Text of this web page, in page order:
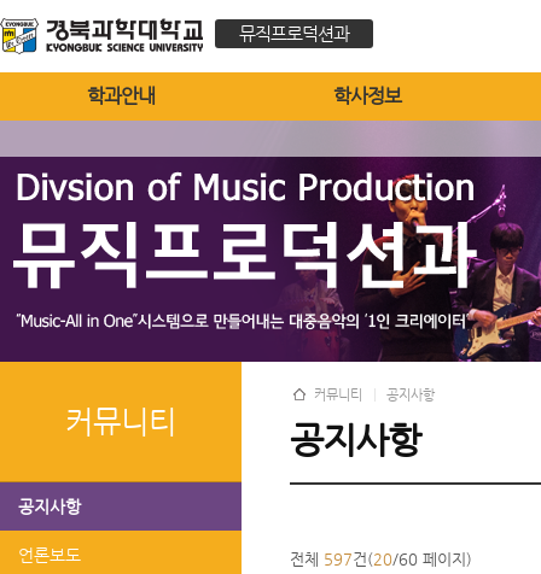
뮤직프로덕션과
학과안내 학사정보
커뮤니티
공지사항
언론보도
커뮤니티 공지사항
공지사항
전체 597건(20/60 페이지)